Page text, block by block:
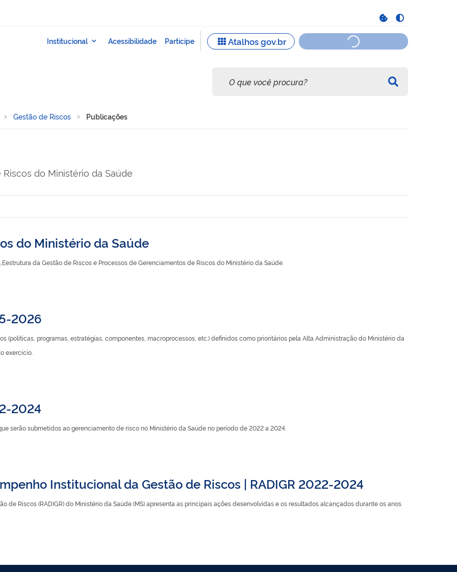
Gestão de Riscos Publicações
do Ministério da Saúde
do Ministério da Saúde
da Gestão de Riscos e Processos de Gerenciamentos de Riscos do Ministério da Saúde.
2026
(políticas, programas, estratégias, componentes, macroprocessos, etc.) definidos como prioritários pela Alta Administração do Ministério da
exercício.
2024
serão submetidos ao gerenciamento de risco no Ministério da Saúde no período de 2022 a 2024.
Institucional da Gestão de Riscos | RADIGR 2022-2024
de Riscos (RADIGR) do Ministério da Saúde (MS) apresenta as principais ações desenvolvidas e os resultados alcançados durante os anos